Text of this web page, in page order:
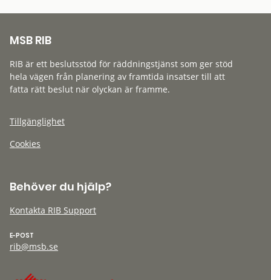
MSB RIB
RIB är ett beslutsstöd för räddningstjänst som ger stöd
hela vägen från planering av framtida insatser till att
fatta rätt beslut när olyckan är framme.
Tillgänglighet
Cookies
Behöver du hjälp?
Kontakta RIB Support
E-POST
rib@msb.se